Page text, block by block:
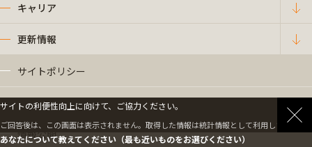
キャリア
更新情報
サイトポリシー
プライバシーポリシー
情報公開
サイトの利便性向上に向けて、ご協力ください。
ご回答後は、この画面は表示されません。取得した情報は統計情報として利用します。
あなたについて教えてください（最も近いものをお選びください）